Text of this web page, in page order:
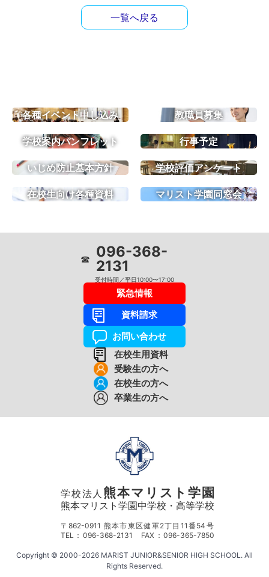
一覧へ戻る
各種イベント申し込み 教職員募集
学校案内パンフレット 行事予定
いじめ防止基本方針 学校評価アンケート
在校生向け各種資料 マリスト学園同窓会
☎ 096-368-
2131
受付時間／平日10:00〜17:00
緊急情報
資料請求
お問い合わせ
在校生用資料
受験生の方へ
在校生の方へ
卒業生の方へ
学校法人 熊本マリスト学園
熊本マリスト学園中学校・高等学校
〒862-0911 熊本市東区健軍2丁目11番54号
TEL：096-368-2131 FAX：096-365-7850
Copyright © 2000-2026 MARIST JUNIOR&SENIOR HIGH SCHOOL. All
Rights Reserved.